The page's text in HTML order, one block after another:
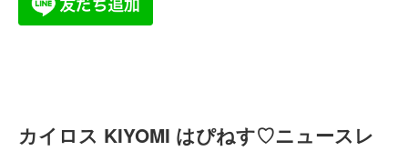
カイロス KIYOMI はぴねす♡ニュースレ